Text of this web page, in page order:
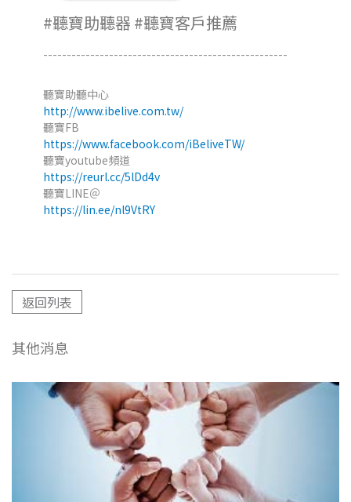
#聽寶助聽器 #聽寶客戶推薦
----------------------------------------------------
聽寶助聽中心
http://www.ibelive.com.tw/
聽寶FB
https://www.facebook.com/iBeliveTW/
聽寶youtube頻道
https://reurl.cc/5lDd4v
聽寶LINE＠
https://lin.ee/nl9VtRY
返回列表
其他消息